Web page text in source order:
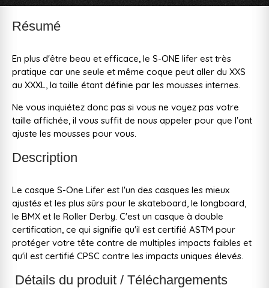
Résumé
En plus d'être beau et efficace, le S-ONE lifer est très
pratique car une seule et même coque peut aller du XXS
au XXXL, la taille étant définie par les mousses internes.
Ne vous inquiétez donc pas si vous ne voyez pas votre
taille affichée, il vous suffit de nous appeler pour que l'ont
ajuste les mousses pour vous.
Description
Le casque S-One Lifer est l'un des casques les mieux
ajustés et les plus sûrs pour le skateboard, le longboard,
le BMX et le Roller Derby. C'est un casque à double
certification, ce qui signifie qu'il est certifié ASTM pour
protéger votre tête contre de multiples impacts faibles et
qu'il est certifié CPSC contre les impacts uniques élevés.
Détails du produit / Téléchargements